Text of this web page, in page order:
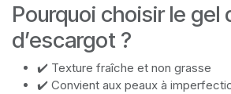
Pourquoi choisir le gel
d’escargot ?
✔️ Texture fraîche et non grasse
✔️ Convient aux peaux à